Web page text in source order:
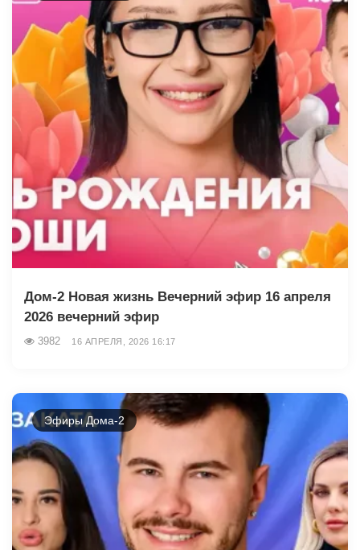
Дом-2 Новая жизнь Вечерний эфир 16 апреля
2026 вечерний эфир
3982 16 АПРЕЛЯ, 2026 16:17
Эфиры Дома-2